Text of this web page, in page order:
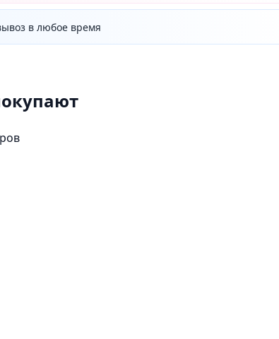
в любое время